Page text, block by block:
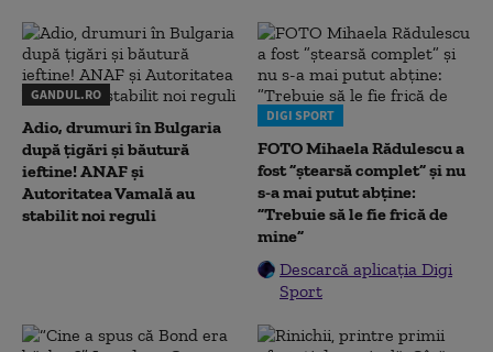
GANDUL.RO
Adio, drumuri în Bulgaria
după țigări și băutură
ieftine! ANAF și
Autoritatea Vamală au
stabilit noi reguli
DIGI SPORT
FOTO Mihaela Rădulescu a
fost ”ștearsă complet” și nu
s-a mai putut abține:
”Trebuie să le fie frică de
mine”
Descarcă aplicația Digi
Sport